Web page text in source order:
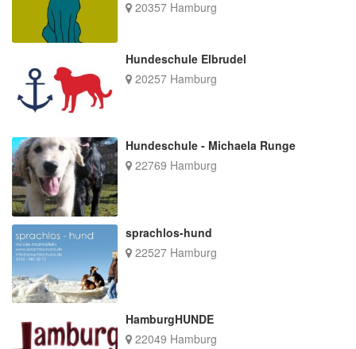
20357 Hamburg
Hundeschule Elbrudel
20257 Hamburg
Hundeschule - Michaela Runge
22769 Hamburg
sprachlos-hund
22527 Hamburg
HamburgHUNDE
22049 Hamburg